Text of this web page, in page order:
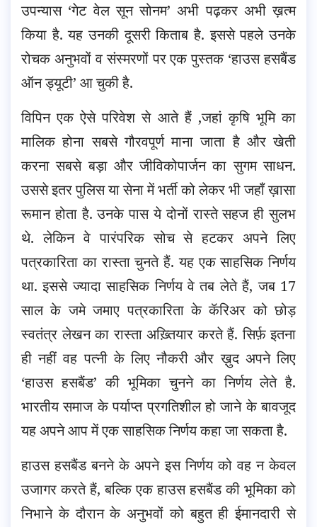
उपन्यास ‘गेट वेल सून सोनम’ अभी पढ़कर अभी ख़त्म
किया है. यह उनकी दूसरी किताब है. इससे पहले उनके
रोचक अनुभवों व संस्मरणों पर एक पुस्तक ‘हाउस हसबैंड
ऑन ड्यूटी’ आ चुकी है.
विपिन एक ऐसे परिवेश से आते हैं ,जहां कृषि भूमि का
मालिक होना सबसे गौरवपूर्ण माना जाता है और खेती
करना सबसे बड़ा और जीविकोपार्जन का सुगम साधन.
उससे इतर पुलिस या सेना में भर्ती को लेकर भी जहाँ ख़ासा
रूमान होता है. उनके पास ये दोनों रास्ते सहज ही सुलभ
थे. लेकिन वे पारंपरिक सोच से हटकर अपने लिए
पत्रकारिता का रास्ता चुनते हैं. यह एक साहसिक निर्णय
था. इससे ज्यादा साहसिक निर्णय वे तब लेते हैं, जब 17
साल के जमे जमाए पत्रकारिता के कॅरिअर को छोड़
स्वतंत्र लेखन का रास्ता अख़्तियार करते हैं. सिर्फ़ इतना
ही नहीं वह पत्नी के लिए नौकरी और ख़ुद अपने लिए
‘हाउस हसबैंड’ की भूमिका चुनने का निर्णय लेते है.
भारतीय समाज के पर्याप्त प्रगतिशील हो जाने के बावजूद
यह अपने आप में एक साहसिक निर्णय कहा जा सकता है.
हाउस हसबैंड बनने के अपने इस निर्णय को वह न केवल
उजागर करते हैं, बल्कि एक हाउस हसबैंड की भूमिका को
निभाने के दौरान के अनुभवों को बहुत ही ईमानदारी से